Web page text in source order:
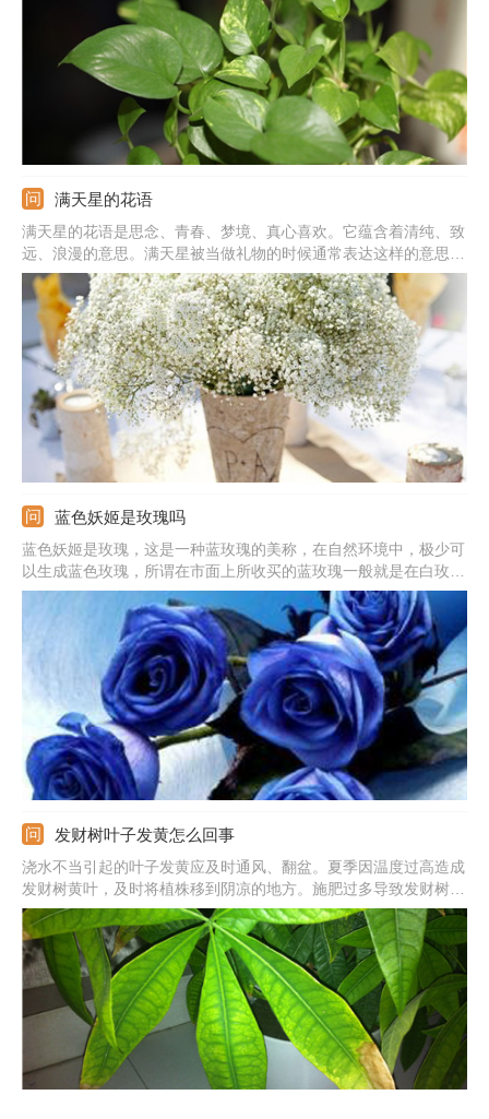
满天星的花语
满天星的花语是思念、青春、梦境、真心喜欢。它蕴含着清纯、致
远、浪漫的意思。满天星被当做礼物的时候通常表达这样的意思：
我在思念你，你是清纯的，我是真心喜欢你的，拥有你我很喜悦。
蓝色妖姬是玫瑰吗
蓝色妖姬是玫瑰，这是一种蓝玫瑰的美称，在自然环境中，极少可
以生成蓝色玫瑰，所谓在市面上所收买的蓝玫瑰一般就是在白玫瑰
成长初期，还未长成成熟花朵品种的时候，人工加上不易掉色的蓝
色染色剂染制而成。
发财树叶子发黄怎么回事
浇水不当引起的叶子发黄应及时通风、翻盆。夏季因温度过高造成
发财树黄叶，及时将植株移到阴凉的地方。施肥过多导致发财树根
部腐烂，将植株脱盆，清理腐烂的部分，换上新土，重新栽种。